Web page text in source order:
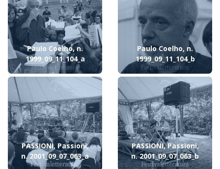
Paulo Coelho, n.
1999_09_11_104_a
Paulo Coelho, n.
1999_09_11_104_b
PASSIONI, Passioni,
n. 2001_09_07_063_a
PASSIONI, Passioni,
n. 2001_09_07_063_b